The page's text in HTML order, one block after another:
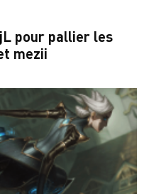
pour pallier les
mezii